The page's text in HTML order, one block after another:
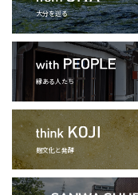
大分を巡る
縁ある人たち
麹文化と発酵